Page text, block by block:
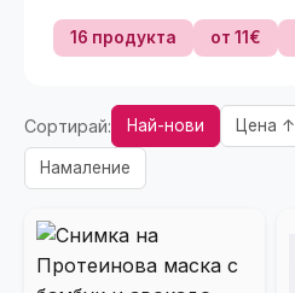
16 продукта от 11€
Сортирай: Най-нови Цена ↑
Намаление